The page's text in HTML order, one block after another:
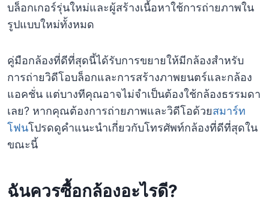
บล็อกเกอร์รุ่นใหม่และผู้สร้างเนื้อหาใช้การถ่ายภาพใน
รูปแบบใหม่ทั้งหมด
คู่มือกล้องที่ดีที่สุดนี้ได้รับการขยายให้มีกล้องสำหรับ
การถ่ายวิดีโอบล็อกและการสร้างภาพยนตร์และกล้อง
แอคชั่น แต่บางทีคุณอาจไม่จำเป็นต้องใช้กล้องธรรมดา
เลย? หากคุณต้องการถ่ายภาพและวิดีโอด้วยสมาร์ท
โฟนโปรดดูคำแนะนำเกี่ยวกับโทรศัพท์กล้องที่ดีที่สุดใน
ขณะนี้
ฉันควรซื้อกล้องอะไรดี?